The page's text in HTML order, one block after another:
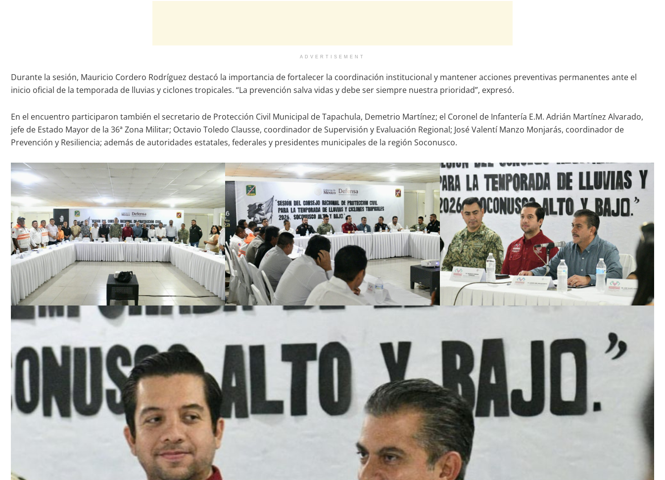
ADVERTISEMENT
Durante la sesión, Mauricio Cordero Rodríguez destacó la importancia de fortalecer la coordinación institucional y mantener acciones preventivas permanentes ante el
inicio oficial de la temporada de lluvias y ciclones tropicales. “La prevención salva vidas y debe ser siempre nuestra prioridad”, expresó.
En el encuentro participaron también el secretario de Protección Civil Municipal de Tapachula, Demetrio Martínez; el Coronel de Infantería E.M. Adrián Martínez Alvarado,
jefe de Estado Mayor de la 36ª Zona Militar; Octavio Toledo Clausse, coordinador de Supervisión y Evaluación Regional; José Valentí Manzo Monjarás, coordinador de
Prevención y Resiliencia; además de autoridades estatales, federales y presidentes municipales de la región Soconusco.